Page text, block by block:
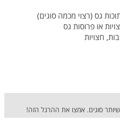
או פרוסות גס
חצויות
סוגים. אמצו את ההרגל הזה!